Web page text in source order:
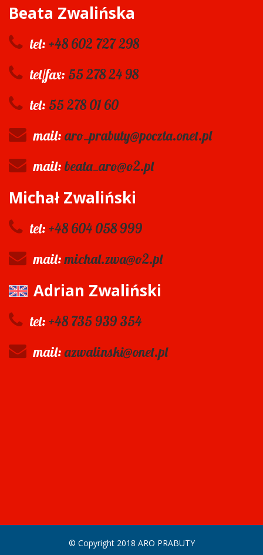
Beata Zwalińska
tel: +48 602 727 298
tel/fax: 55 278 24 98
tel: 55 278 01 60
mail: aro_prabuty@poczta.onet.pl
mail: beata_aro@o2.pl
Michał Zwaliński
tel: +48 604 058 999
mail:michal.zwa@o2.pl
Adrian Zwaliński
tel: +48 735 939 354
mail:azwalinski@onet.pl
© Copyright 2018 ARO PRABUTY